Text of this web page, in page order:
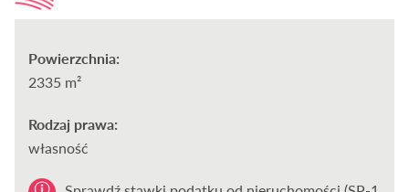
Powierzchnia:
2335 m²
Rodzaj prawa:
własność